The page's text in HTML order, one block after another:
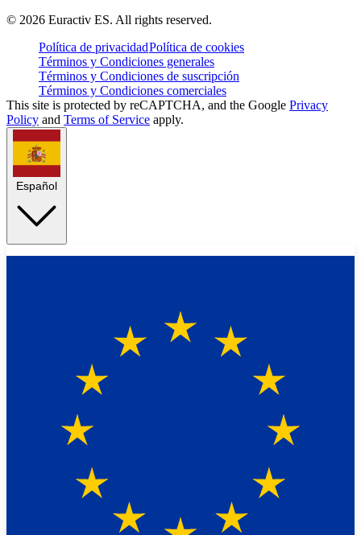
© 2026 Euractiv ES. All rights reserved.
Política de privacidadPolítica de cookies
Términos y Condiciones generales
Términos y Condiciones de suscripción
Términos y Condiciones comerciales
This site is protected by reCAPTCHA, and the Google Privacy
Policy and Terms of Service apply.
Español